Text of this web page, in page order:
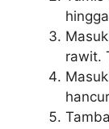
rawit.